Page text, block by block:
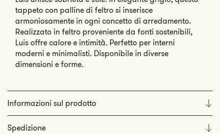
tappeto con palline di feltro si inserisce
armoniosamente in ogni concetto di arredamento.
Realizzato in feltro proveniente da fonti sostenibili,
Luis offre calore e intimità. Perfetto per interni
moderni e minimalisti. Disponibile in diverse
dimensioni e forme.
Informazioni sul prodotto
Spedizione